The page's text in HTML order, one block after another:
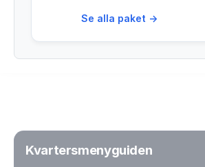
Se alla paket →
Kvartersmenyguiden